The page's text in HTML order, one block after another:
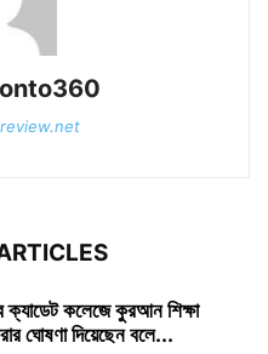
ক্যাডেট কলেজে কুরআন শিক্ষা
ঘোষণা দিয়েছেন বলে...